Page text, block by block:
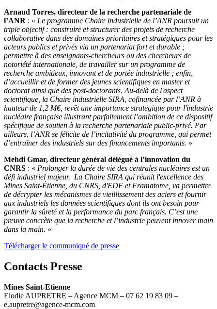
Arnaud Torres, directeur de la recherche partenariale de
l’ANR : « Le programme Chaire industrielle de l’ANR poursuit un
triple objectif : construire et structurer des projets de recherche
collaborative dans des domaines prioritaires et stratégiques pour les
acteurs publics et privés via un partenariat fort et durable ;
permettre à des enseignants-chercheurs ou des chercheurs de
notoriété internationale, de travailler sur un programme de
recherche ambitieux, innovant et de portée industrielle ; enfin,
d’accueillir et de former des jeunes scientifiques en master et
doctorat ainsi que des post-doctorants. Au-delà de l'aspect
scientifique, la Chaire industrielle SIRA, cofinancée par l’ANR à
hauteur de 1,2 M€, revêt une importance stratégique pour l'industrie
nucléaire française illustrant parfaitement l’ambition de ce dispositif
spécifique de soutien à la recherche partenariale public-privé. Par
ailleurs, l’ANR se félicite de l’incitativité du programme, qui permet
d’entraîner des industriels sur des financements importants. »
Mehdi Gmar, directeur général délégué à l’innovation du
CNRS : « Prolonger la durée de vie des centrales nucléaires est un
défi industriel majeur. La Chaire SIRA qui réunit l'excellence des
Mines Saint-Étienne, du CNRS, d'EDF et Framatome, va permettre
de décrypter les mécanismes de vieillissement des aciers et fournir
aux industriels les données scientifiques dont ils ont besoin pour
garantir la sûreté et la performance du parc français. C’est une
preuve concrète que la recherche et l’industrie peuvent innover main
dans la main. »
Télécharger le communiqué de presse
Contacts Presse
Mines Saint-Etienne
Elodie AUPRETRE – Agence MCM – 07 62 19 83 09 –
e.aupretre@agence-mcm.com